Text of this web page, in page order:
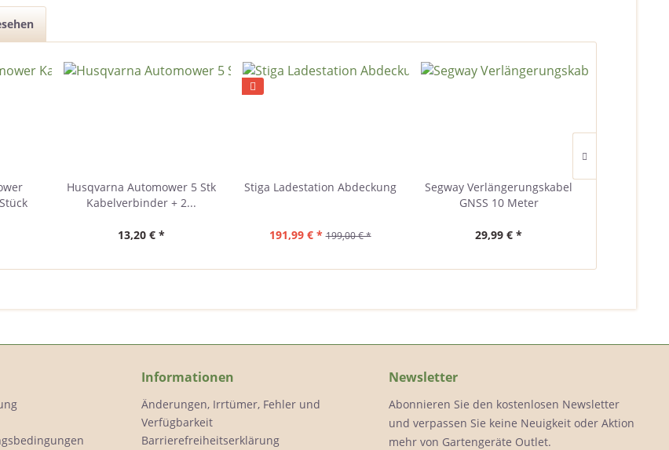
Husqvarna Automower 5 Stk
Kabelverbinder + 2...
13,20 € *
Stiga Ladestation Abdeckung
191,99 € * 199,00 € *
Segway Verlängerungskabel
GNSS 10 Meter
29,99 € *
Informationen
Änderungen, Irrtümer, Fehler und
Verfügbarkeit
Barrierefreiheitserklärung
Newsletter
Abonnieren Sie den kostenlosen Newsletter
und verpassen Sie keine Neuigkeit oder Aktion
mehr von Gartengeräte Outlet.